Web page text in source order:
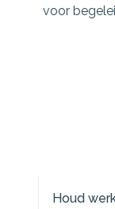
voor
Houd